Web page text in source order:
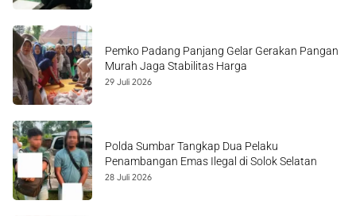
Pemko Padang Panjang Gelar Gerakan Pangan
Murah Jaga Stabilitas Harga
29 Juli 2026
Polda Sumbar Tangkap Dua Pelaku
Penambangan Emas Ilegal di Solok Selatan
28 Juli 2026